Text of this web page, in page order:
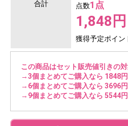
合計 点数1点
1,848円
獲得予定ポイン
この商品はセット販売値引きの対
→3個まとめてご購入なら 1848
→6個まとめてご購入なら 3696
→9個まとめてご購入なら 5544